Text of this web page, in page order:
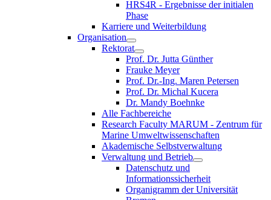
HRS4R - Ergebnisse der initialen
Phase
Karriere und Weiterbildung
Organisation
Rektorat
Prof. Dr. Jutta Günther
Frauke Meyer
Prof. Dr.-Ing. Maren Petersen
Prof. Dr. Michal Kucera
Dr. Mandy Boehnke
Alle Fachbereiche
Research Faculty MARUM - Zentrum für
Marine Umweltwissenschaften
Akademische Selbstverwaltung
Verwaltung und Betrieb
Datenschutz und
Informationssicherheit
Organigramm der Universität